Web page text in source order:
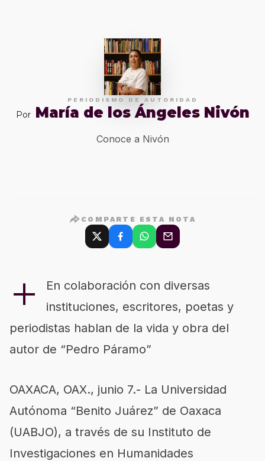
PERIODISMO DE AUTORIDAD
Por María de los Ángeles Nivón
Conoce a Nivón
COMPARTE ESTA NOTA
+
En colaboración con diversas
instituciones, escritores, poetas y
periodistas hablan de la vida y obra del
autor de “Pedro Páramo”
OAXACA, OAX., junio 7.- La Universidad
Autónoma “Benito Juárez” de Oaxaca
(UABJO), a través de su Instituto de
Investigaciones en Humanidades